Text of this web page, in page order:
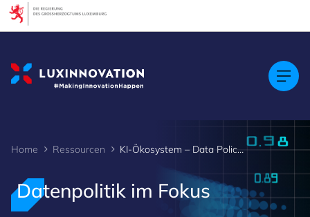
Home Ressourcen KI-Ökosystem – Data Policy Watch
Datenpolitik im Fokus
Cookies management panel